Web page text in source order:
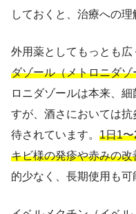
しておくと、治療への理
外用薬としてもっとも広
ダゾール（メトロニダ
ロニダゾールは本来、
すが、酒さにおいては
待されています。 1日1
キビ様の発疹や赤みの
的少なく、長期使用も可